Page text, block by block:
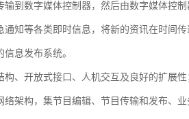
到数字媒体控制器，然后由数字媒体控
知等各类即时信息，将新的资讯在时间
息发布系统。
、开放式接口、人机交互及良好的扩展
架构，集节目编辑、节目传输和发布、业